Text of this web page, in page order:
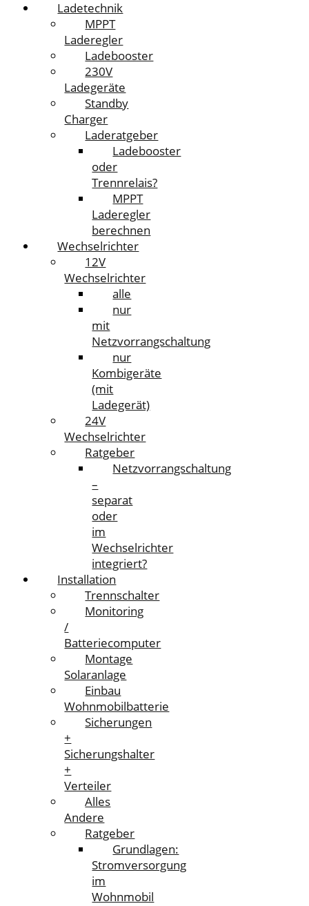
Ladetechnik
MPPT
Laderegler
Ladebooster
230V
Ladegeräte
Standby
Charger
Laderatgeber
Ladebooster
oder
Trennrelais?
MPPT
Laderegler
berechnen
Wechselrichter
12V
Wechselrichter
alle
nur
mit
Netzvorrangschaltung
nur
Kombigeräte
(mit
Ladegerät)
24V
Wechselrichter
Ratgeber
Netzvorrangschaltung
–
separat
oder
im
Wechselrichter
integriert?
Installation
Trennschalter
Monitoring
/
Batteriecomputer
Montage
Solaranlage
Einbau
Wohnmobilbatterie
Sicherungen
+
Sicherungshalter
+
Verteiler
Alles
Andere
Ratgeber
Grundlagen:
Stromversorgung
im
Wohnmobil